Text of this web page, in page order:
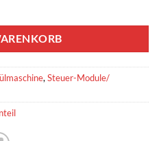
, Steuer-Module/